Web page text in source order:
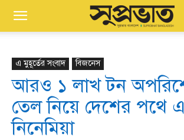
এ মুহূর্তের সংবাদ বিজনেস
আরও ১ লাখ টন
তেল নিয়ে দেশের পথে
নিনেমিয়া